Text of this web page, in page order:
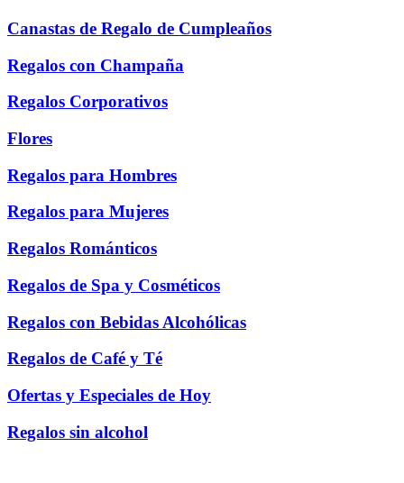
Canastas de Regalo de Cumpleaños
Regalos con Champaña
Regalos Corporativos
Flores
Regalos para Hombres
Regalos para Mujeres
Regalos Románticos
Regalos de Spa y Cosméticos
Regalos con Bebidas Alcohólicas
Regalos de Café y Té
Ofertas y Especiales de Hoy
Regalos sin alcohol